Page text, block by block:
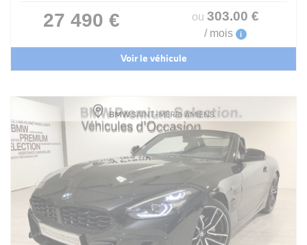
27 490 € ou 303.00 €
/ mois i
Voir le véhicule